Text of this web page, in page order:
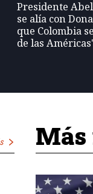
Presidente
se alía con
que Colombia
de las